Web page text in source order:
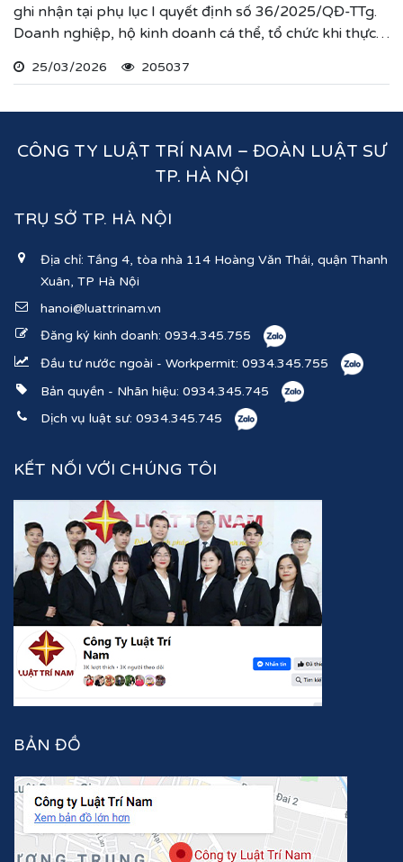
ghi nhận tại phụ lục I quyết định số 36/2025/QĐ-TTg.
Doanh nghiệp, hộ kinh doanh cá thể, tổ chức khi thực
ghi nhận lĩnh vực hoạt động, ngành nghề kinh doanh
25/03/2026 205037
CÔNG TY LUẬT TRÍ NAM – ĐOÀN LUẬT SƯ
TP. HÀ NỘI
TRỤ SỞ TP. HÀ NỘI
Địa chỉ: Tầng 4, tòa nhà 114 Hoàng Văn Thái, quận Thanh
Xuân, TP Hà Nội
hanoi@luattrinam.vn
Đăng ký kinh doanh: 0934.345.755
Đầu tư nước ngoài - Workpermit: 0934.345.755
Bản quyền - Nhãn hiệu: 0934.345.745
Dịch vụ luật sư: 0934.345.745
KẾT NỐI VỚI CHÚNG TÔI
BẢN ĐỒ